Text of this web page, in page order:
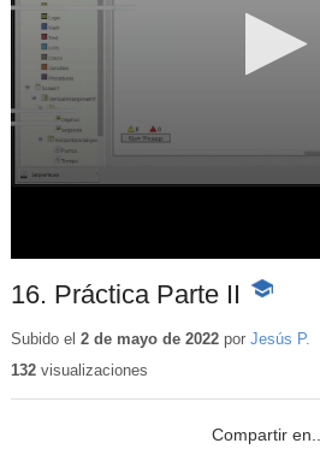
16. Práctica Parte II
-
educativo
Subido el 2 de mayo de 2022por Jesús P.
132visualizaciones